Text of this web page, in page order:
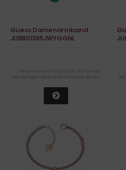
Guess Damenarmband
JUBB01395JWYGGNL
Sie können als Gast (bzw. mit Ihrem
derzeitigen Status) keine Preise sehen.